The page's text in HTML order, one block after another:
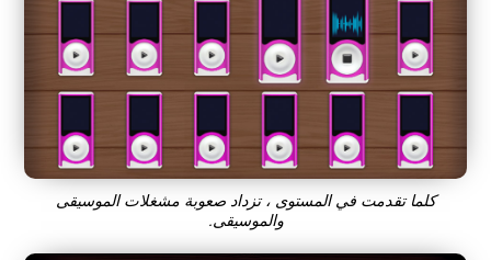
كلما تقدمت في المستوى ، تزداد صعوبة مشغلات الموسيقى
والموسيقى.